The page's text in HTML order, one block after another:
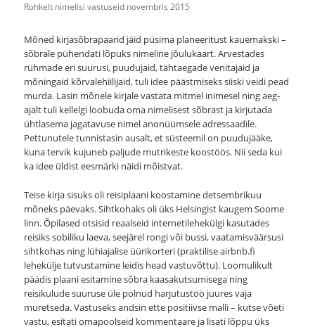
Rohkelt nimelisi vastuseid novembris 2015
Mõned kirjasõbrapaarid jäid püsima planeeritust kauemakski –
sõbrale pühendati lõpuks nimeline jõulukaart. Arvestades
rühmade eri suurusi, puudujaid, tähtaegade venitajaid ja
mõningaid kõrvalehiilijaid, tuli idee päästmiseks siiski veidi pead
murda. Lasin mõnele kirjale vastata mitmel inimesel ning aeg-
ajalt tuli kellelgi loobuda oma nimelisest sõbrast ja kirjutada
ühtlasema jagatavuse nimel anonüümsele adressaadile.
Pettunutele tunnistasin ausalt, et süsteemil on puudujääke,
kuna tervik kujuneb paljude mutrikeste koostöös. Nii seda kui
ka idee üldist eesmärki näidi mõistvat.
Teise kirja sisuks oli reisiplaani koostamine detsembrikuu
mõneks päevaks. Sihtkohaks oli üks Helsingist kaugem Soome
linn. Õpilased otsisid reaalseid internetilehekülgi kasutades
reisiks sobiliku laeva, seejärel rongi või bussi, vaatamisväärsusi
sihtkohas ning lühiajalise üürikorteri (praktilise airbnb.fi
lehekülje tutvustamine leidis head vastuvõttu). Loomulikult
päädis plaani esitamine sõbra kaasakutsumisega ning
reisikulude suuruse üle polnud harjutustöö juures vaja
muretseda. Vastuseks andsin ette positiivse malli – kutse võeti
vastu, esitati omapoolseid kommentaare ja lisati lõppu üks